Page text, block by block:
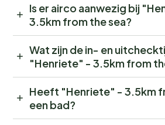
Is er airco aanwezig bij
3.5km from the sea?
Wat zijn de in- en
"Henriete" - 3.5km from
Heeft "Henriete" - 3.5km
een bad?